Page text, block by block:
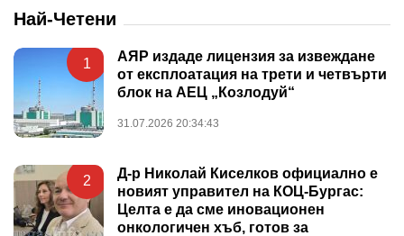
Най-Четени
1
АЯР издаде лицензия за извеждане
от експлоатация на трети и четвърти
блок на АЕЦ „Козлодуй“
31.07.2026 20:34:43
2
Д-р Николай Киселков официално е
новият управител на КОЦ-Бургас:
Целта е да сме иновационен
онкологичен хъб, готов за